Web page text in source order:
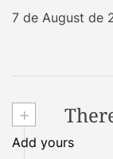
7 de August de
+
Add yours